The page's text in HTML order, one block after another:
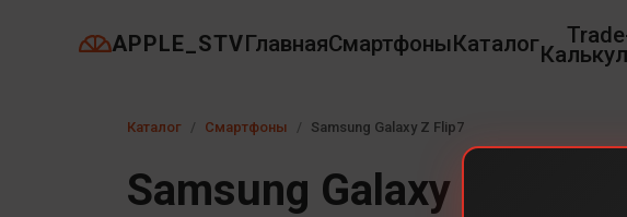
APPLE_STVГлавнаяСмартфоныКаталог
Каталог Смартфоны Samsung Galaxy Z Flip7
Samsung Galaxy Z Flip7